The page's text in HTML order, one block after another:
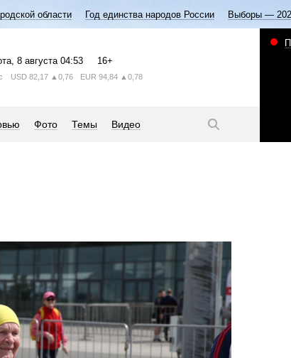
области Год единства народов России Выборы —
, 8 августа 04:53 16+
USD 82,17 ▲0,76 EUR 94,84 ▲0,78
Фото Темы Видео